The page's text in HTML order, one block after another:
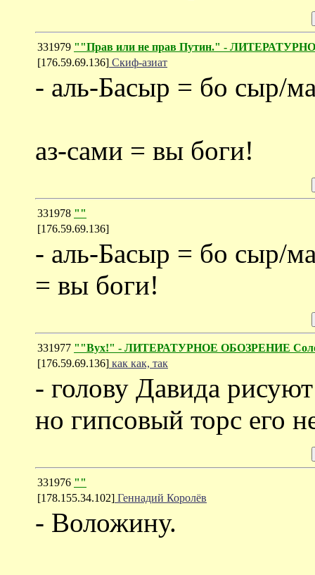
331979 ""Прав или не прав Путин." -
[176.59.69.136] Скиф-азиат
- аль-Басыр = бо сыр/
аз-сами = вы боги!
331978 ""
[176.59.69.136]
- аль-Басыр = бо сыр/
= вы боги!
331977 ""Вух!" - ЛИТЕРАТУРНОЕ ОБОЗРЕНИЕ
[176.59.69.136] как как, так
- голову Давида
но гипсовый торс его
331976 ""
[178.155.34.102] Геннадий Королёв
- Воложину.